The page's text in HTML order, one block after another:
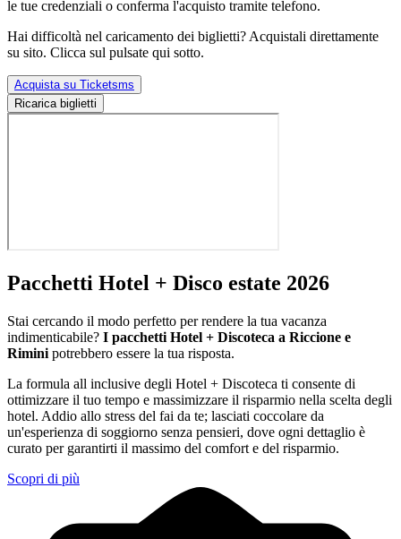
le tue credenziali o conferma l'acquisto tramite telefono.
Hai difficoltà nel caricamento dei biglietti? Acquistali direttamente
su sito. Clicca sul pulsate qui sotto.
Acquista su Ticketsms
Ricarica biglietti
Pacchetti Hotel + Disco estate 2026
Stai cercando il modo perfetto per rendere la tua vacanza
indimenticabile? I pacchetti Hotel + Discoteca a Riccione e
Rimini potrebbero essere la tua risposta.
La formula all inclusive degli Hotel + Discoteca ti consente di
ottimizzare il tuo tempo e massimizzare il risparmio nella scelta degli
hotel. Addio allo stress del fai da te; lasciati coccolare da
un'esperienza di soggiorno senza pensieri, dove ogni dettaglio è
curato per garantirti il massimo del comfort e del risparmio.
Scopri di più